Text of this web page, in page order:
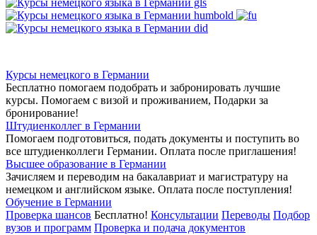
Курсы немецкого в Германии
Бесплатно помогаем подобрать и забронировать лучшие
курсы. Помогаем с визой и проживанием, Подарки за
бронирование!
Штудиенколлег в Германии
Помогаем подготовиться, подать документы и поступить во
все штудиенколлеги Германии. Оплата после приглашения!
Высшее образование в Германии
Зачисляем и переводим на бакалавриат и магистратуру на
немецком и английском языке. Оплата после поступления!
Обучение в Германии
Проверка шансов Бесплатно! Консультации Переводы Подбор
вузов и программ Проверка и подача документов